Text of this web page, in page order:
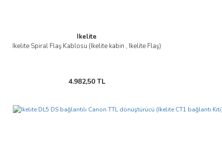
Ikelite
Ikelite Spiral Flaş Kablosu (Ikelite kabin , Ikelite Flaş)
4.982,50 TL